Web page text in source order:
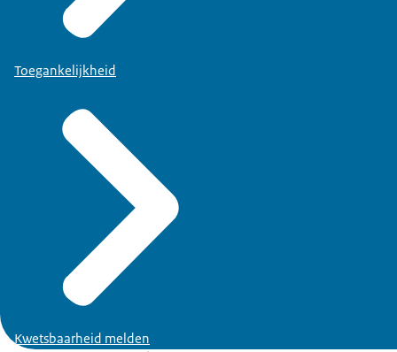
Toegankelijkheid
Kwetsbaarheid melden